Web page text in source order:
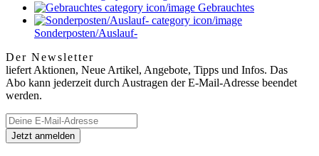
Gebrauchtes
Sonderposten/Auslauf-
Der Newsletter
liefert Aktionen, Neue Artikel, Angebote, Tipps und Infos. Das
Abo kann jederzeit durch Austragen der E-Mail-Adresse beendet
werden.